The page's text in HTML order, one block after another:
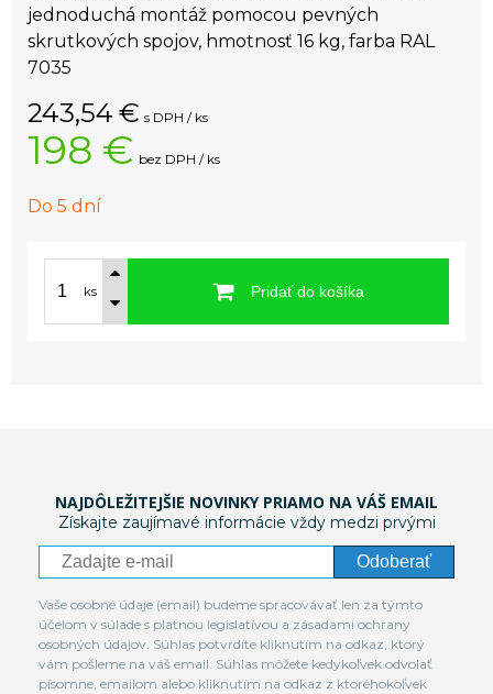
jednoduchá montáž pomocou pevných
skrutkových spojov, hmotnosť 16 kg, farba RAL
7035
243,54 € s DPH / ks
198 € bez DPH / ks
Do 5 dní
ks Pridať do košíka
NAJDÔLEŽITEJŠIE NOVINKY PRIAMO NA VÁŠ EMAIL
Získajte zaujímavé informácie vždy medzi prvými
Odoberať
Vaše osobné údaje (email) budeme spracovávať len za týmto
účelom v súlade s platnou legislatívou a zásadami ochrany
osobných údajov. Súhlas potvrdíte kliknutím na odkaz, ktorý
vám pošleme na váš email. Súhlas môžete kedykoľvek odvolať
písomne, emailom alebo kliknutím na odkaz z ktoréhokoľvek